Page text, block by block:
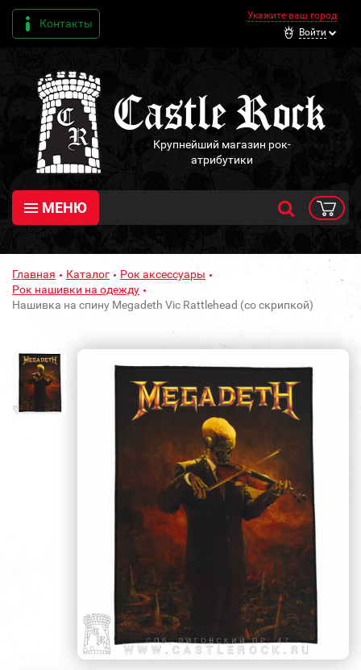
Контакты
Укажите ваш город
Войти
Крупнейший магазин рок-
атрибутики
МЕНЮ
Главная Каталог
Рок аксессуары
Рок нашивки на одежду
Нашивка на спину Megadeth Vic Rattlehead (со скрипкой)